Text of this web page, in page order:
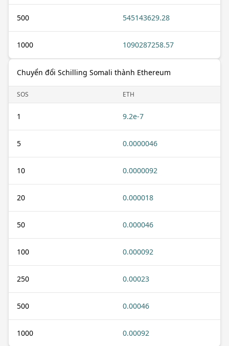
500 545143629.28
1000 1090287258.57
Chuyển đổi Schilling Somali thành Ethereum
SOS ETH
1 9.2e-7
5 0.0000046
10 0.0000092
20 0.000018
50 0.000046
100 0.000092
250 0.00023
500 0.00046
1000 0.00092